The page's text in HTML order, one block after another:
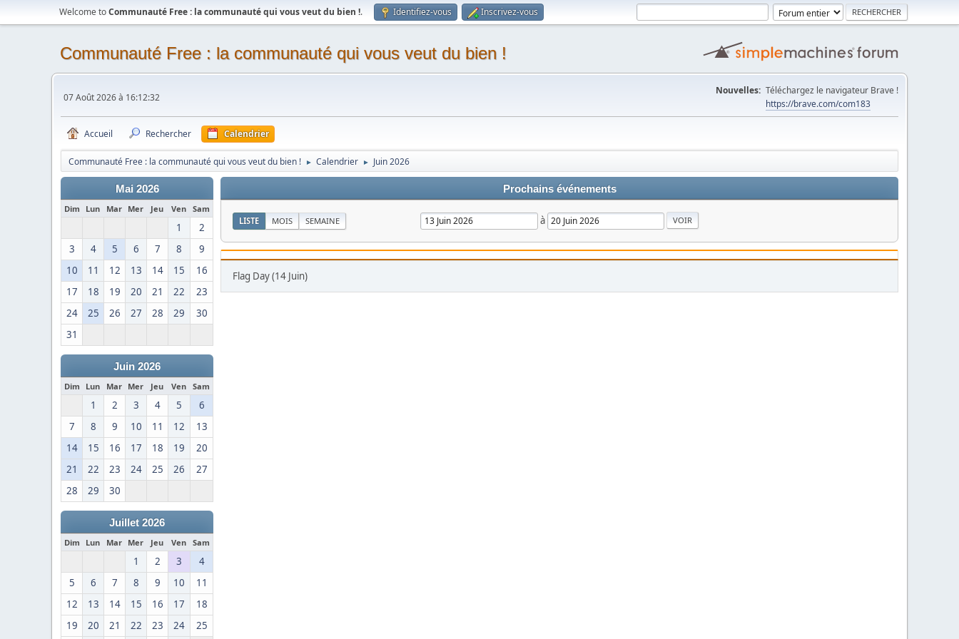
Welcome toCommunauté Free : la communauté qui vous veut du bien !. Identifiez-vous Inscrivez-vous
Communauté Free : la communauté qui vous veut du bien !
07 Août 2026 à 16:12:32
Nouvelles: Téléchargez le navigateur Brave !
https://brave.com/com183
Accueil Rechercher Calendrier
Communauté Free : la communauté qui vous veut du bien ! ► Calendrier ► Juin 2026
Mai 2026
Dim Lun Mar Mer Jeu Ven Sam
1
2
3
4 5 6 7 8
9
10
11 12 13 14 15
16
17
18 19 20 21 22
23
24
25 26 27 28 29
30
31
Juin 2026
Dim Lun Mar Mer Jeu Ven Sam
1 2 3 4 5
6
7
8 9 10 11 12
13
14
15 16 17 18 19
20
21
22 23 24 25 26
27
28
29 30
Juillet 2026
Dim Lun Mar Mer Jeu Ven Sam
1 2 3
4
5
6 7 8 9 10
11
12
13 14 15 16 17
18
19
20 21 22 23 24 25
Prochains événements
LISTE MOIS SEMAINE à
Flag Day (14 Juin)